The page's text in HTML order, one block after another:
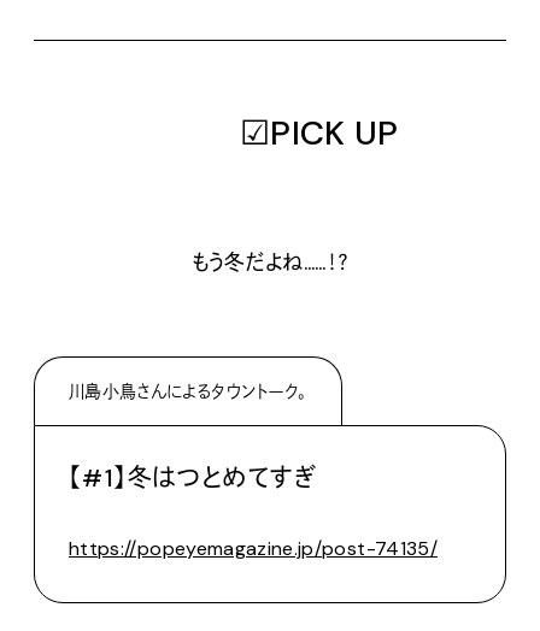
☑PICK UP
もう冬だよね……！？
川島小鳥さんによるタウントーク。
【#1】冬はつとめてすぎ
https://popeyemagazine.jp/post-74135/